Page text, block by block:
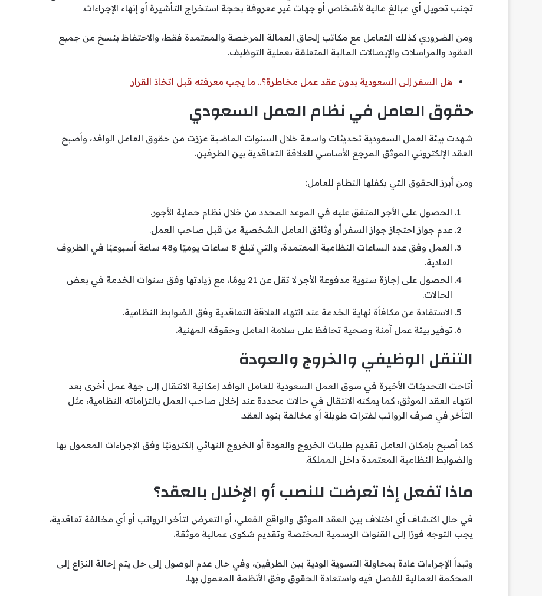
تجنب تحويل أي مبالغ مالية لأشخاص أو جهات غير معروفة بحجة استخراج التأشيرة أو إنهاء الإجراءات.
ومن الضروري كذلك التعامل مع مكاتب إلحاق العمالة المرخصة والمعتمدة فقط، والاحتفاظ بنسخ من جميع
العقود والمراسلات والإيصالات المالية المتعلقة بعملية التوظيف.
هل السفر إلى السعودية بدون عقد عمل مخاطرة؟.. ما يجب معرفته قبل اتخاذ القرار
حقوق العامل في نظام العمل السعودي
شهدت بيئة العمل السعودية تحديثات واسعة خلال السنوات الماضية عززت من حقوق العامل الوافد، وأصبح
العقد الإلكتروني الموثق المرجع الأساسي للعلاقة التعاقدية بين الطرفين.
ومن أبرز الحقوق التي يكفلها النظام للعامل:
الحصول على الأجر المتفق عليه في الموعد المحدد من خلال نظام حماية الأجور.
عدم جواز احتجاز جواز السفر أو وثائق العامل الشخصية من قبل صاحب العمل.
العمل وفق عدد الساعات النظامية المعتمدة، والتي تبلغ 8 ساعات يوميًا و48 ساعة أسبوعيًا في الظروف
العادية.
الحصول على إجازة سنوية مدفوعة الأجر لا تقل عن 21 يومًا، مع زيادتها وفق سنوات الخدمة في بعض
الحالات.
الاستفادة من مكافأة نهاية الخدمة عند انتهاء العلاقة التعاقدية وفق الضوابط النظامية.
توفير بيئة عمل آمنة وصحية تحافظ على سلامة العامل وحقوقه المهنية.
التنقل الوظيفي والخروج والعودة
أتاحت التحديثات الأخيرة في سوق العمل السعودية للعامل الوافد إمكانية الانتقال إلى جهة عمل أخرى بعد
انتهاء العقد الموثق، كما يمكنه الانتقال في حالات محددة عند إخلال صاحب العمل بالتزاماته النظامية، مثل
التأخر في صرف الرواتب لفترات طويلة أو مخالفة بنود العقد.
كما أصبح بإمكان العامل تقديم طلبات الخروج والعودة أو الخروج النهائي إلكترونيًا وفق الإجراءات المعمول بها
والضوابط النظامية المعتمدة داخل المملكة.
ماذا تفعل إذا تعرضت للنصب أو الإخلال بالعقد؟
في حال اكتشاف أي اختلاف بين العقد الموثق والواقع الفعلي، أو التعرض لتأخر الرواتب أو أي مخالفة تعاقدية،
يجب التوجه فورًا إلى القنوات الرسمية المختصة وتقديم شكوى عمالية موثقة.
وتبدأ الإجراءات عادة بمحاولة التسوية الودية بين الطرفين، وفي حال عدم الوصول إلى حل يتم إحالة النزاع إلى
المحكمة العمالية للفصل فيه واستعادة الحقوق وفق الأنظمة المعمول بها.